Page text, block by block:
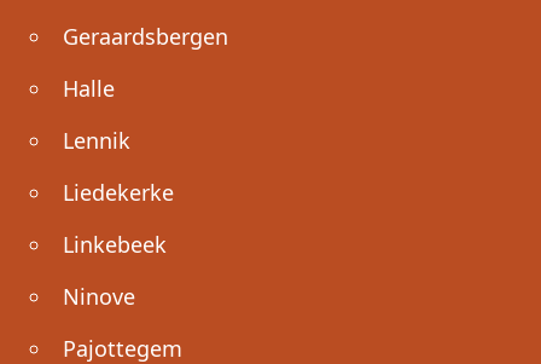
Geraardsbergen
Halle
Lennik
Liedekerke
Linkebeek
Ninove
Pajottegem